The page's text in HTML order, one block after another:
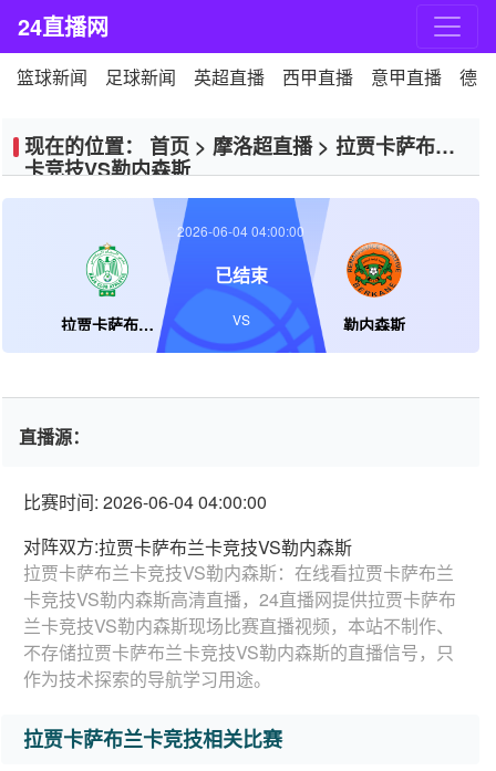
24直播网
篮球新闻 足球新闻 英超直播 西甲直播 意甲直播 德
现在的位置： 首页 > 摩洛超直播> 拉贾卡萨布兰
卡竞技VS勒内森斯
拉贾卡萨布兰卡竞技 勒内森斯
2026-06-04 04:00:00
已结束
VS
直播源：
比赛时间: 2026-06-04 04:00:00
对阵双方:拉贾卡萨布兰卡竞技VS勒内森斯
拉贾卡萨布兰卡竞技VS勒内森斯：在线看拉贾卡萨布兰
卡竞技VS勒内森斯高清直播，24直播网提供拉贾卡萨布
兰卡竞技VS勒内森斯现场比赛直播视频，本站不制作、
不存储拉贾卡萨布兰卡竞技VS勒内森斯的直播信号，只
作为技术探索的导航学习用途。
拉贾卡萨布兰卡竞技相关比赛